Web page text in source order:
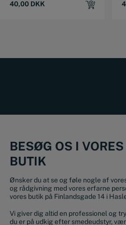
40,00 DKK
BESØG OS I
BUTIK
Ønsker du at se og føle nogle af
og rådgivning med vores erfarne
vores butik på Finlandsgade 14 i
Vi giver dig altid en professionel og
du er på udkig efter smedeudstyr,